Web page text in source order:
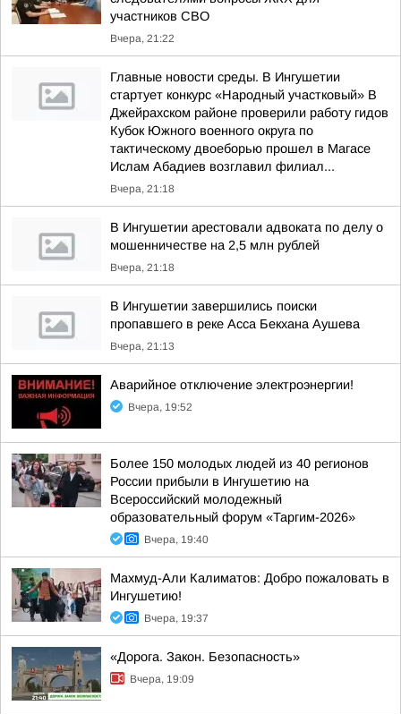
участников СВО
Вчера, 21:22
Главные новости среды. В Ингушетии
стартует конкурс «Народный участковый» В
Джейрахском районе проверили работу гидов
Кубок Южного военного округа по
тактическому двоеборью прошел в Магасе
Ислам Абадиев возглавил филиал...
Вчера, 21:18
В Ингушетии арестовали адвоката по делу о
мошенничестве на 2,5 млн рублей
Вчера, 21:18
В Ингушетии завершились поиски
пропавшего в реке Асса Бекхана Аушева
Вчера, 21:13
Аварийное отключение электроэнергии!
Вчера, 19:52
Более 150 молодых людей из 40 регионов
России прибыли в Ингушетию на
Всероссийский молодежный
образовательный форум «Таргим-2026»
Вчера, 19:40
Махмуд-Али Калиматов: Добро пожаловать в
Ингушетию!
Вчера, 19:37
«Дорога. Закон. Безопасность»
Вчера, 19:09